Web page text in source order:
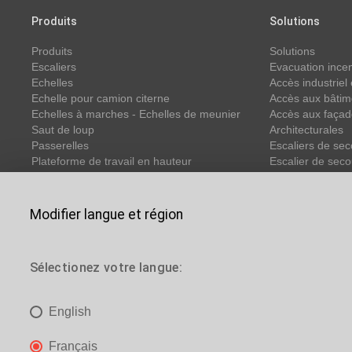
Produits
Produits
Escaliers
Echelles
Echelle pour camion citerne
Echelles à marches - Echelles de meunier
Saut de loup
Passerelles
Plateforme de travail en hauteur
Constructions sur mesure
Escalier extérieur métallique
Solutions
Solutions
Evacuation
Accès industriel
Accès aux
Accès aux
Architecturales
Escaliers de
Escalier de
Vous êtes ici:
Modifier langue et région
Sélectionez votre langue:
English
Français
permet de
En cliquant sur